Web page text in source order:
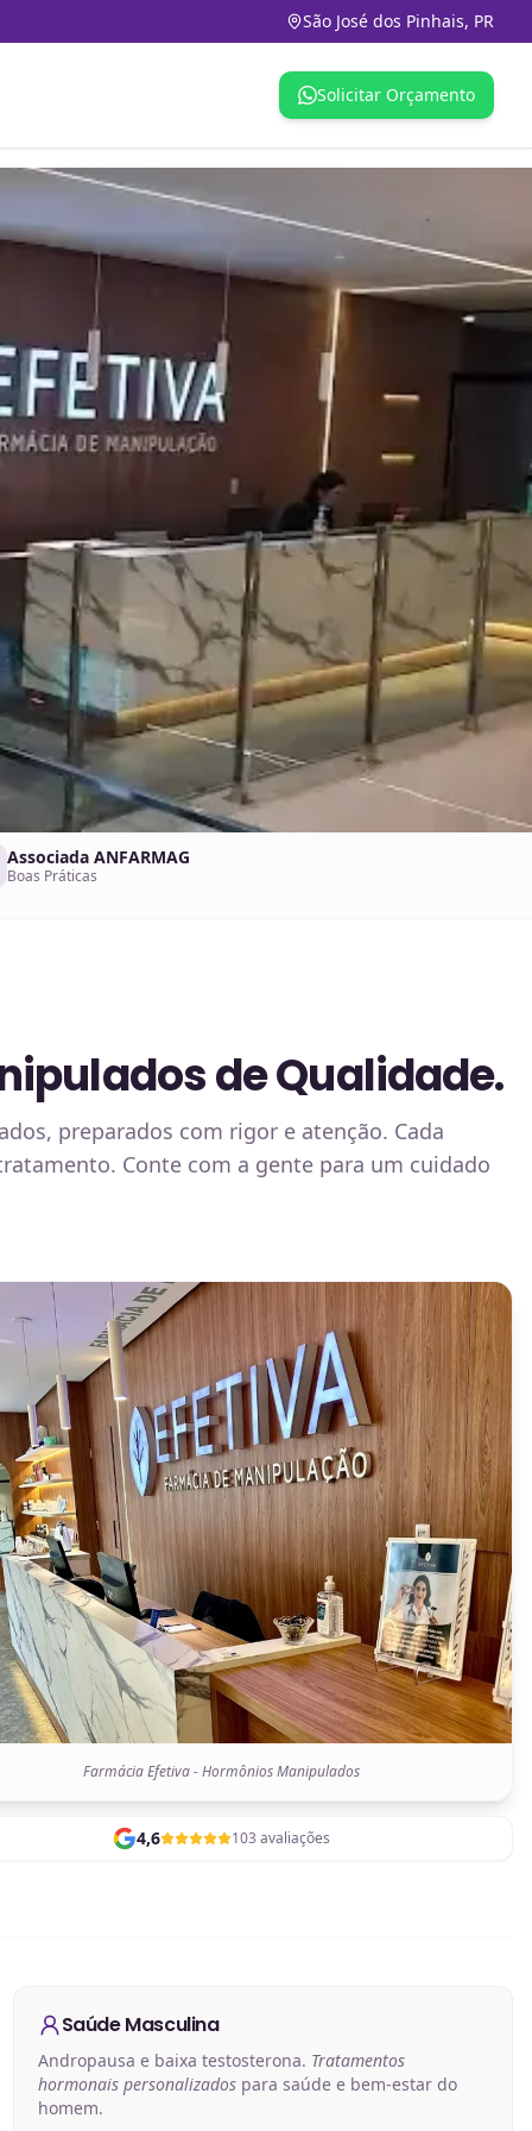
São José dos Pinhais, PR
Solicitar Orçamento
Associada ANFARMAG
Boas Práticas
de Qualidade.
preparados com rigor e atenção. Cada
Conte com a gente para um cuidado
Farmácia Efetiva - Hormônios Manipulados
4,6 103 avaliações
Saúde Masculina
Andropausa e baixa testosterona. Tratamentos
hormonais personalizadospara saúde e bem-estar do
homem.